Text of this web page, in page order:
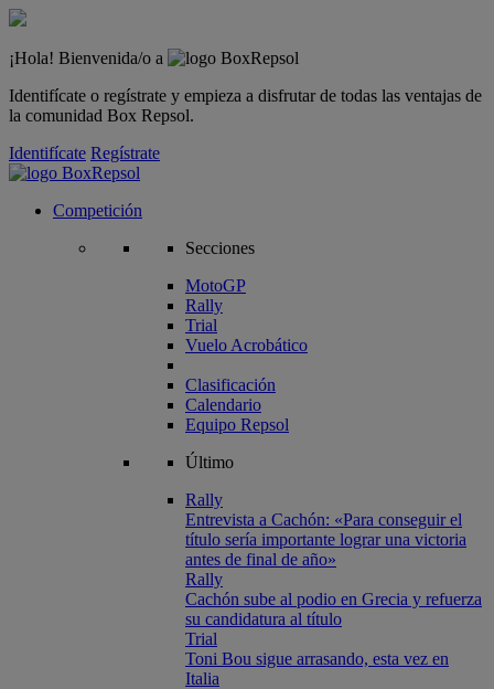
¡Hola! Bienvenida/o a
Identifícate o regístrate y empieza a disfrutar de todas las ventajas de
la comunidad Box Repsol.
Identifícate Regístrate
Competición
Secciones
MotoGP
Rally
Trial
Vuelo Acrobático
Clasificación
Calendario
Equipo Repsol
Último
Rally
Entrevista a Cachón: «Para conseguir el
título sería importante lograr una victoria
antes de final de año»
Rally
Cachón sube al podio en Grecia y refuerza
su candidatura al título
Trial
Toni Bou sigue arrasando, esta vez en
Italia